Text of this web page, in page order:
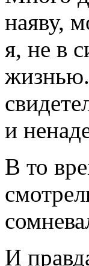
на­яву,
я, не в
и
В то
И